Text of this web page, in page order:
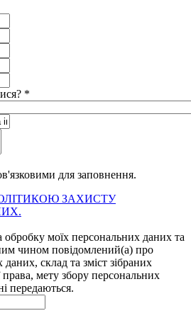
*
для заповнення.
ЗАХИСТУ
моїх персональних даних та
чином повідомлений(а) про
склад та зміст зібраних
мету збору персональних
передаються.